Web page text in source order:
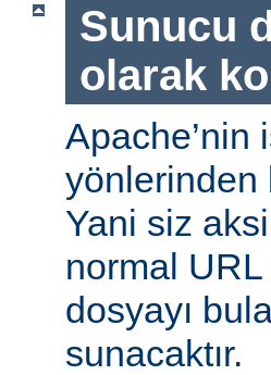
Sunucu
olarak
Apache’nin
yönlerinden
Yani siz
normal URL
dosyayı
sunacaktır.